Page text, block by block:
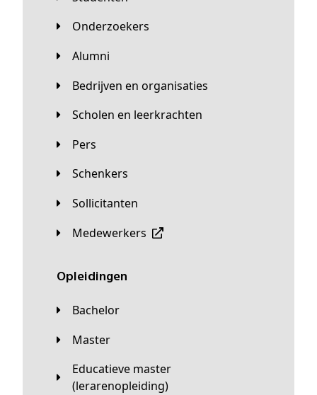
Onderzoekers
Alumni
Bedrijven en organisaties
Scholen en leerkrachten
Pers
Schenkers
Sollicitanten
Medewerkers
Opleidingen
Bachelor
Master
Educatieve master
(lerarenopleiding)